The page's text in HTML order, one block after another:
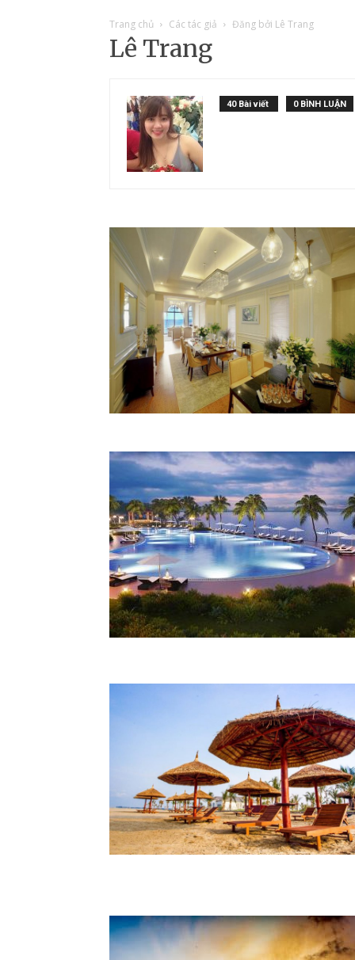
Trang chủ Các tác giả Đăng bởi Lê Trang
Lê Trang
40 Bài viết 0 BÌNH LUẬN